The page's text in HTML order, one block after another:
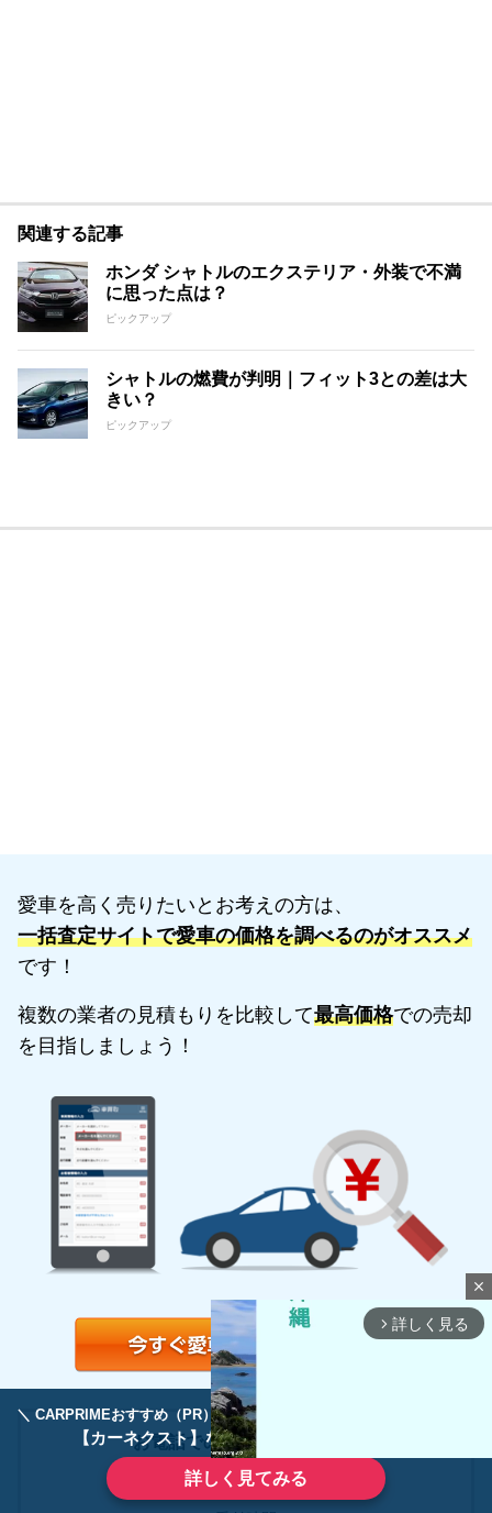
＼ CARPRIMEおすすめ（PR） ／ディーラーで手放すのはもったいない！
【カーネクスト】ならどんなクルマも高価買取
詳しく見てみる
関連する記事
ホンダ シャトルのエクステリア・外装で不満
に思った点は？
ピックアップ
シャトルの燃費が判明｜フィット3との差は大
きい？
ピックアップ
愛車を高く売りたいとお考えの方は、
一括査定サイトで愛車の価格を調べるのがオススメ
です！
複数の業者の見積もりを比較して最高価格での売却
を目指しましょう！
お電話でのお申込みも受付中！
0120-994-996
close
arrow_forward_ios 詳しく見る